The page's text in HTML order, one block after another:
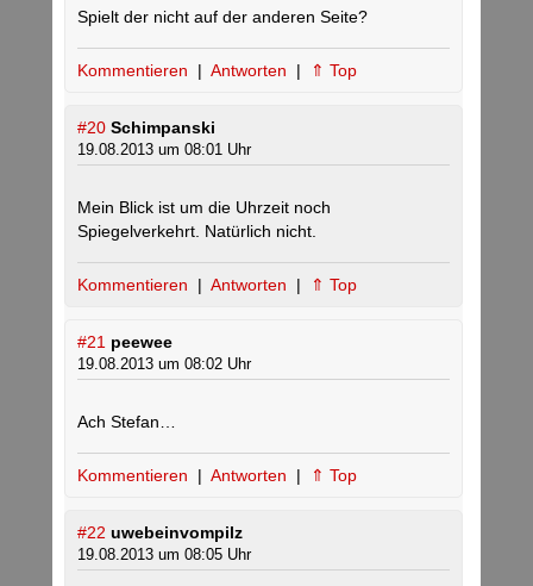
Spielt der nicht auf der anderen Seite?
Kommentieren | Antworten | ⇑ Top
#20 Schimpanski
19.08.2013 um 08:01 Uhr
Mein Blick ist um die Uhrzeit noch
Spiegelverkehrt. Natürlich nicht.
Kommentieren | Antworten | ⇑ Top
#21 peewee
19.08.2013 um 08:02 Uhr
Ach Stefan…
Kommentieren | Antworten | ⇑ Top
#22 uwebeinvompilz
19.08.2013 um 08:05 Uhr